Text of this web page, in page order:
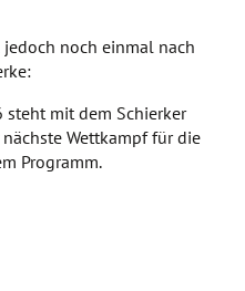
noch einmal nach
steht mit dem Schierker
Wettkampf für die
Programm.